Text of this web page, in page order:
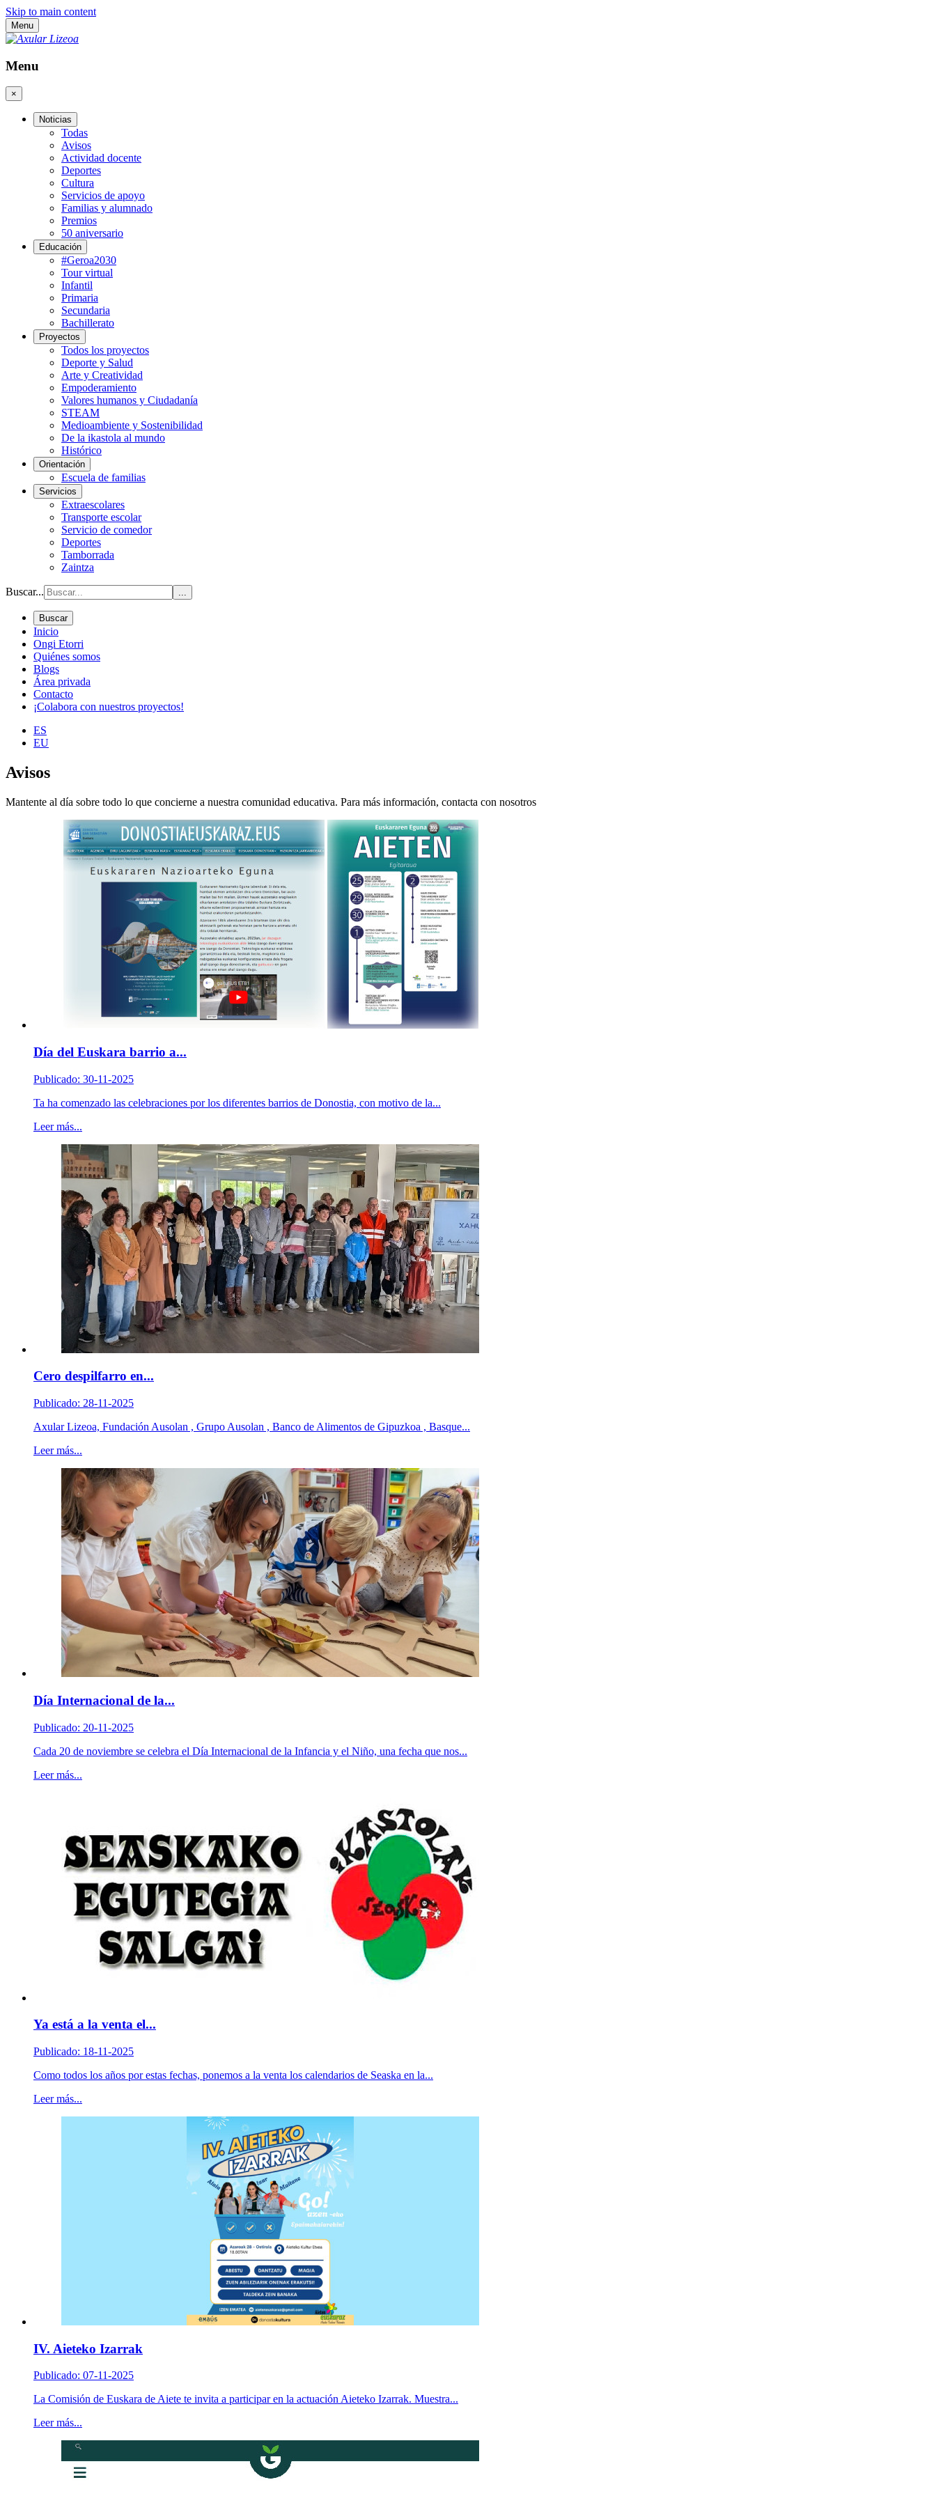
Skip to main content
Menu
Menu
×
Noticias
Todas
Avisos
Actividad docente
Deportes
Cultura
Servicios de apoyo
Familias y alumnado
Premios
50 aniversario
Educación
#Geroa2030
Tour virtual
Infantil
Primaria
Secundaria
Bachillerato
Proyectos
Todos los proyectos
Deporte y Salud
Arte y Creatividad
Empoderamiento
Valores humanos y Ciudadanía
STEAM
Medioambiente y Sostenibilidad
De la ikastola al mundo
Histórico
Orientación
Escuela de familias
Servicios
Extraescolares
Transporte escolar
Servicio de comedor
Deportes
Tamborrada
Zaintza
Buscar... ...
Buscar
Inicio
Ongi Etorri
Quiénes somos
Blogs
Área privada
Contacto
¡Colabora con nuestros proyectos!
ES
EU
Avisos
Mantente al día sobre todo lo que concierne a nuestra comunidad educativa. Para más información, contacta con nosotros
Día del Euskara barrio a...
Publicado: 30-11-2025
Ta ha comenzado las celebraciones por los diferentes barrios de Donostia, con motivo de la...
Leer más...
Cero despilfarro en...
Publicado: 28-11-2025
Axular Lizeoa, Fundación Ausolan , Grupo Ausolan , Banco de Alimentos de Gipuzkoa , Basque...
Leer más...
Día Internacional de la...
Publicado: 20-11-2025
Cada 20 de noviembre se celebra el Día Internacional de la Infancia y el Niño, una fecha que nos...
Leer más...
Ya está a la venta el...
Publicado: 18-11-2025
Como todos los años por estas fechas, ponemos a la venta los calendarios de Seaska en la...
Leer más...
IV. Aieteko Izarrak
Publicado: 07-11-2025
La Comisión de Euskara de Aiete te invita a participar en la actuación Aieteko Izarrak. Muestra...
Leer más...